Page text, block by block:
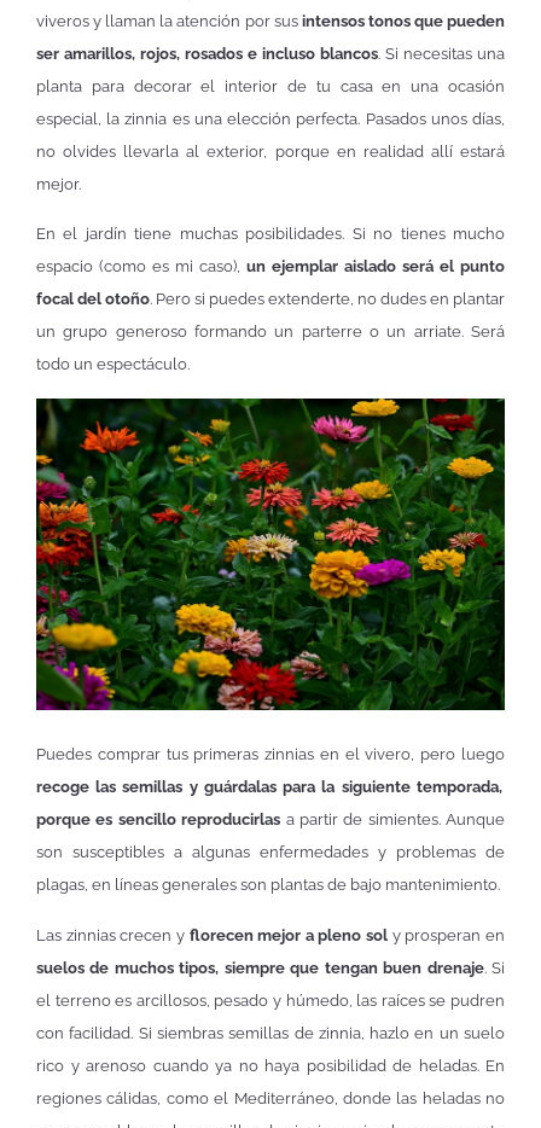
viveros y llaman la atención por sus intensos tonos que pueden
ser amarillos, rojos, rosados e incluso blancos. Si necesitas una
planta para decorar el interior de tu casa en una ocasión
especial, la zinnia es una elección perfecta. Pasados unos días,
no olvides llevarla al exterior, porque en realidad allí estará
mejor.
En el jardín tiene muchas posibilidades. Si no tienes mucho
espacio (como es mi caso), un ejemplar aislado será el punto
focal del otoño. Pero si puedes extenderte, no dudes en plantar
un grupo generoso formando un parterre o un arriate. Será
todo un espectáculo.
Puedes comprar tus primeras zinnias en el vivero, pero luego
recoge las semillas y guárdalas para la siguiente temporada,
porque es sencillo reproducirlas a partir de simientes. Aunque
son susceptibles a algunas enfermedades y problemas de
plagas, en líneas generales son plantas de bajo mantenimiento.
Las zinnias crecen y florecen mejor a pleno sol y prosperan en
suelos de muchos tipos, siempre que tengan buen drenaje. Si
el terreno es arcillosos, pesado y húmedo, las raíces se pudren
con facilidad. Si siembras semillas de zinnia, hazlo en un suelo
rico y arenoso cuando ya no haya posibilidad de heladas. En
regiones cálidas, como el Mediterráneo, donde las heladas no